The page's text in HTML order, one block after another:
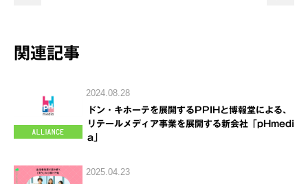
関連記事
2024.08.28
ドン・キホーテを展開するPPIHと博報堂による、
リテールメディア事業を展開する新会社「pHmedi
a」
2025.04.23